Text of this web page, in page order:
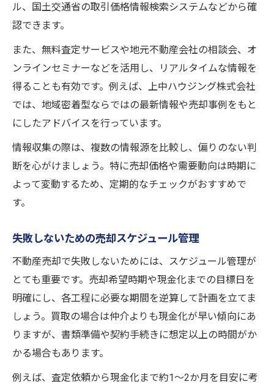
ル、国土交通省の取引価格情報検索システムなどから確
認できます。
また、無料査定サービスや地元不動産会社の相談会、オ
ンラインセミナーなどを活用し、リアルタイムな情報を
得ることも有効です。例えば、上中ハウジング株式会社
では、地域密着型ならではの最新情報や売却事例をもと
にしたアドバイスを行っています。
情報収集の際は、複数の情報源を比較し、偏りのない判
断を心がけましょう。特に売却価格や需要動向は時期に
よって変動するため、定期的なチェックがおすすめで
す。
失敗しないための売却スケジュール管理
不動産売却で失敗しないためには、スケジュール管理が
とても重要です。売却希望時期や現金化までの目標日を
明確にし、各工程に必要な期間を逆算して計画を立てま
しょう。買取の場合は仲介よりも現金化が早い傾向にあ
りますが、書類準備や契約手続きに想定以上の時間がか
かる場合もあります。
例えば、査定依頼から現金化まで約1～2か月を目安に考